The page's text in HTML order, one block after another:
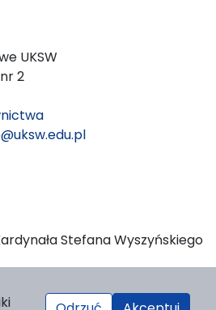
UKSW
2
Stefana Wyszyńskiego
OJS/PKP